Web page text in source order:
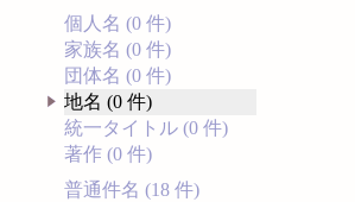
個人名 (0 件)
家族名 (0 件)
団体名 (0 件)
地名 (0 件)
統一タイトル (0 件)
著作 (0 件)
普通件名 (18 件)